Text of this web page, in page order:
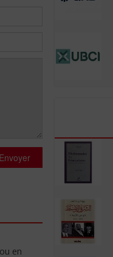
Envoyer
en